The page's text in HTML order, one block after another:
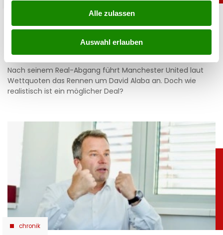
Alle zulassen
Auswahl erlauben
Laut Buchmachern: David Alaba geht zu
Traditionsteam
03.08.2026 UM 14:13,MARCEL TOIFL
Nach seinem Real-Abgang führt Manchester United laut
Wettquoten das Rennen um David Alaba an. Doch wie
realistisch ist ein möglicher Deal?
chronik